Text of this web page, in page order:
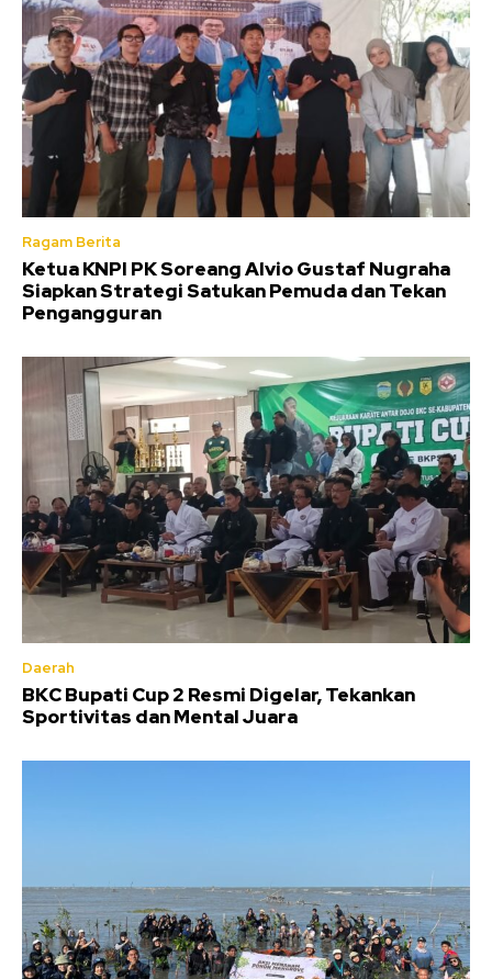
Ragam Berita
Ketua KNPI PK Soreang Alvio Gustaf Nugraha
Siapkan Strategi Satukan Pemuda dan Tekan
Pengangguran
Daerah
BKC Bupati Cup 2 Resmi Digelar, Tekankan
Sportivitas dan Mental Juara